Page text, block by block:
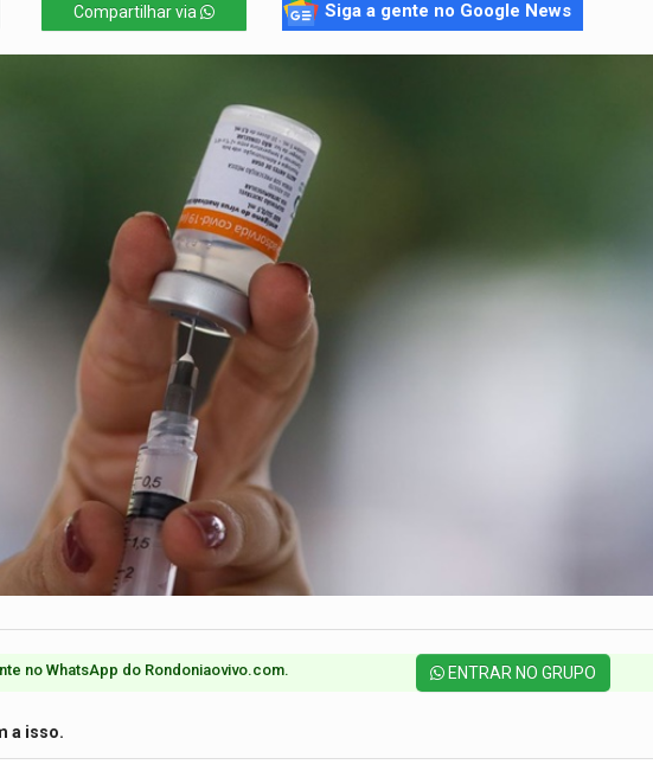
Compartilhar via Siga a gente no Google News
no WhatsApp do Rondoniaovivo.com.​ ENTRAR NO GRUPO
a isso.